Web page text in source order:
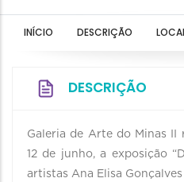
INÍCIO DESCRIÇÃO
DESCRIÇÃO
Galeria de Arte do Minas II
12 de junho, a exposição
artistas Ana Elisa